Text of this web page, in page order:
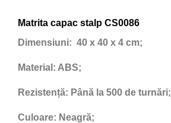
Matrita capac stalp CS0086
Dimensiuni: 40 x 40 x 4 cm;
Material: ABS;
Rezistență: Până la 500 de turnări;
Culoare: Neagră;